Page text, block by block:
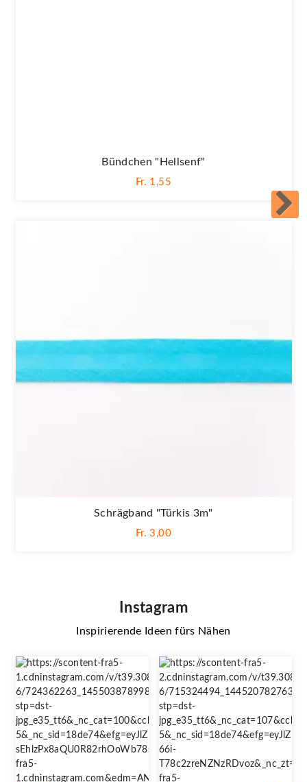
Bündchen "Hellsenf"
Fr. 1,55
Schrägband "Türkis 3m"
Fr. 3,00
Instagram
Inspirierende Ideen fürs Nähen